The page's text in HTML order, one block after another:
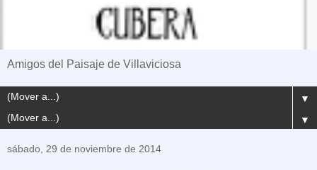
Amigos del Paisaje de Villaviciosa
▼
▼
sábado, 29 de noviembre de 2014